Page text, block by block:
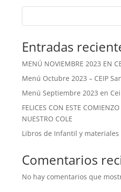
Entradas
MENÚ NOVIEMBRE 2023 EN
Menú Octubre 2023 – CEIP
Menú Septiembre 2023 en
FELICES CON ESTE
NUESTRO COLE
Libros de Infantil y
Comentarios
No hay comentarios que